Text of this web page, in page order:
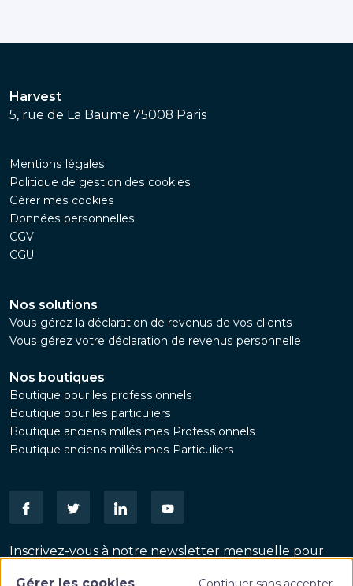
Harvest
5, rue de La Baume 75008 Paris
Mentions légales
Politique de gestion des cookies
Gérer mes cookies
Données personnelles
CGV
CGU
Nos solutions
Vous gérez la déclaration de revenus de vos clients
Vous gérez votre déclaration de revenus personnelle
Nos boutiques
Boutique pour les professionnels
Boutique pour les particuliers
Boutique anciens millésimes Professionnels
Boutique anciens millésimes Particuliers
Inscrivez-vous à notre newsletter mensuelle pour